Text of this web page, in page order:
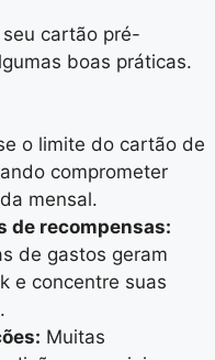
cartão pré-
boas práticas.
o limite do cartão de
comprometer
mensal.
de recompensas:
de gastos geram
e concentre suas
Muitas